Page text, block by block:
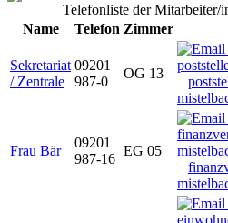
Telefonliste der Mitarbeiter/
Name
Telefon Zimmer
Sekretariat
/ Zentrale
09201
987-0
OG 13
Frau Bär
09201
987-16
EG 05